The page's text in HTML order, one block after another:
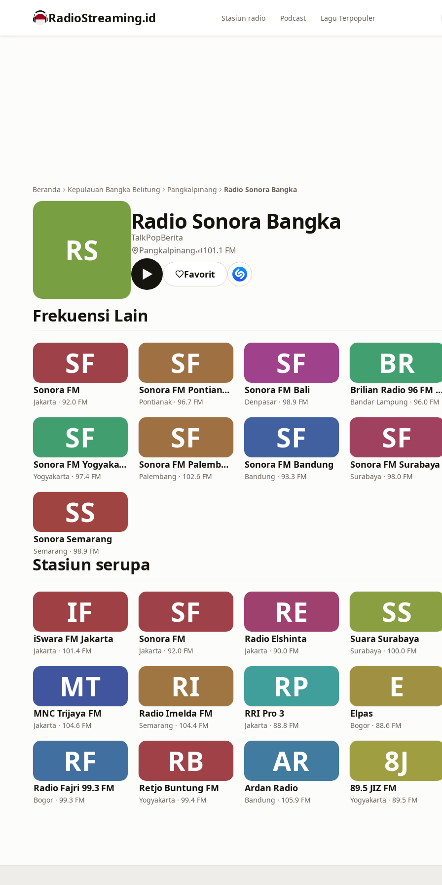
RadioStreaming.id Stasiun radio Podcast Lagu Terpopuler
Beranda Kepulauan Bangka Belitung Pangkalpinang Radio Sonora Bangka
RS
Radio Sonora Bangka
TalkPopBerita
Pangkalpinang
101.1 FM
Favorit
Frekuensi Lain
SF
Sonora FM
Jakarta · 92.0 FM
SF
Sonora FM Pontianak
Pontianak · 96.7 FM
SF
Sonora FM Bali
Denpasar · 98.9 FM
BR
Brilian Radio 96
Bandar Lampung · 96.0 FM
SF
Sonora FM Yogyakarta
Yogyakarta · 97.4 FM
SF
Sonora FM Palembang
Palembang · 102.6 FM
SF
Sonora FM Bandung
Bandung · 93.3 FM
SF
Sonora FM Surabaya
Surabaya · 98.0 FM
SS
Sonora Semarang
Semarang · 98.9 FM
Stasiun serupa
IF
iSwara FM Jakarta
Jakarta · 101.4 FM
SF
Sonora FM
Jakarta · 92.0 FM
RE
Radio Elshinta
Jakarta · 90.0 FM
SS
Suara Surabaya
Surabaya · 100.0 FM
MT
MNC Trijaya FM
Jakarta · 104.6 FM
RI
Radio Imelda FM
Semarang · 104.4 FM
RP
RRI Pro 3
Jakarta · 88.8 FM
E
Elpas
Bogor · 88.6 FM
RF
Radio Fajri 99.3 FM
Bogor · 99.3 FM
RB
Retjo Buntung FM
Yogyakarta · 99.4 FM
AR
Ardan Radio
Bandung · 105.9 FM
8J
89.5 JIZ FM
Yogyakarta · 89.5 FM